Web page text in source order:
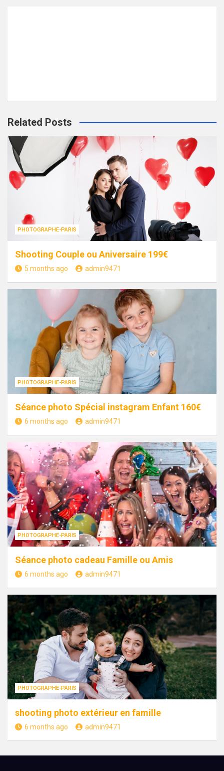
Related Posts
PHOTOGRAPHE-PARIS
Shooting Couple ou Aniversaire 199€
5 months ago admin9471
PHOTOGRAPHE-PARIS
Séance photo Spécial instagram Enfant 160€
6 months ago admin9471
PHOTOGRAPHE-PARIS
Séance photo cadeau Famille ou Amis
6 months ago admin9471
PHOTOGRAPHE-PARIS
shooting photo extérieur en famille
6 months ago admin9471